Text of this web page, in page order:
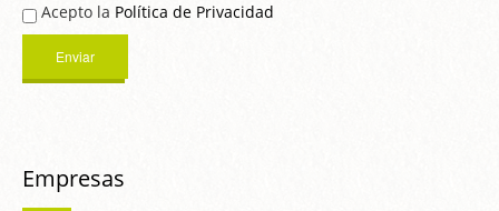
Acepto la Política de Privacidad
Empresas